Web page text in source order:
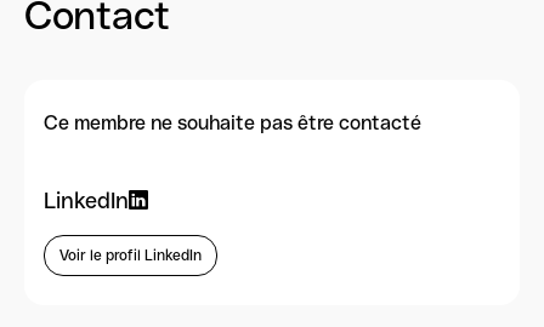
Contact
Ce membre ne souhaite pas être contacté
LinkedIn
Voir le profil LinkedIn